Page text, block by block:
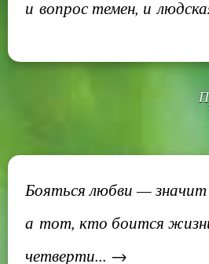
и вопрос темен, и
Бояться любви —
а тот, кто боится
четверти... →